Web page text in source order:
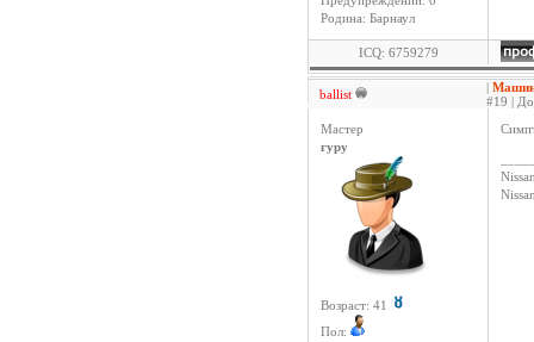
Родина: Барнаул
ICQ: 6759279
ballist |
#19 |
Мастер
гуру
Возраст: 41
Пол: